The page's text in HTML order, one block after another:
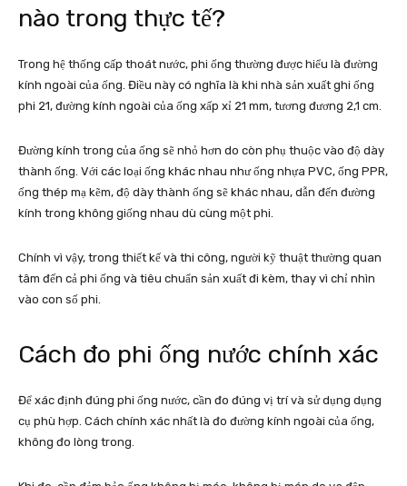
nào trong thực tế?
Trong hệ thống cấp thoát nước, phi ống thường được hiểu là đường
kính ngoài của ống. Điều này có nghĩa là khi nhà sản xuất ghi ống
phi 21, đường kính ngoài của ống xấp xỉ 21 mm, tương đương 2,1 cm.
Đường kính trong của ống sẽ nhỏ hơn do còn phụ thuộc vào độ dày
thành ống. Với các loại ống khác nhau như ống nhựa PVC, ống PPR,
ống thép mạ kẽm, độ dày thành ống sẽ khác nhau, dẫn đến đường
kính trong không giống nhau dù cùng một phi.
Chính vì vậy, trong thiết kế và thi công, người kỹ thuật thường quan
tâm đến cả phi ống và tiêu chuẩn sản xuất đi kèm, thay vì chỉ nhìn
vào con số phi.
Cách đo phi ống nước chính xác
Để xác định đúng phi ống nước, cần đo đúng vị trí và sử dụng dụng
cụ phù hợp. Cách chính xác nhất là đo đường kính ngoài của ống,
không đo lòng trong.